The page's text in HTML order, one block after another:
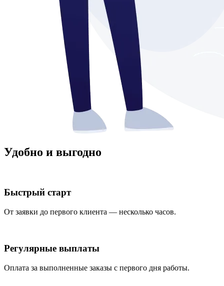
Удобно и выгодно
Быстрый старт
От заявки до первого клиента — несколько часов.
Регулярные выплаты
Оплата за выполненные заказы с первого дня работы.